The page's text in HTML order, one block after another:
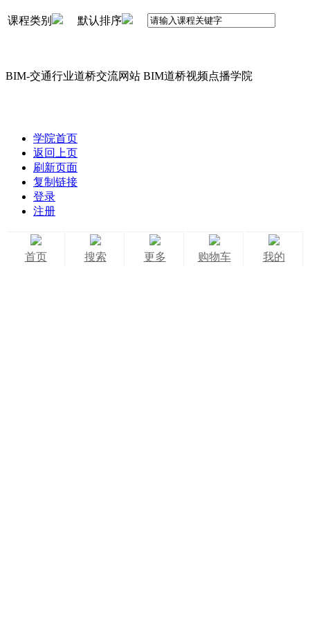
课程类别 默认排序
BIM-交通行业道桥交流网站 BIM道桥视频点播学院
学院首页
返回上页
刷新页面
复制链接
登录
注册
首页 搜索 更多 购物车 我的